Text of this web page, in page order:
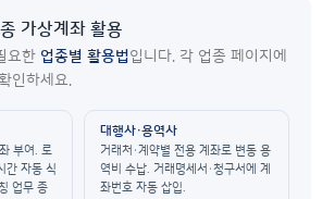
가상계좌 활용
요한 업종별 활용법입니다. 각 업종 페이지에
인하세요.
부여. 로
간 자동 식
업무 종
대행사·용역사
거래처·계약별 전용 계좌로 변동 용
역비 수납. 거래명세서·청구서에 계
좌번호 자동 삽입.